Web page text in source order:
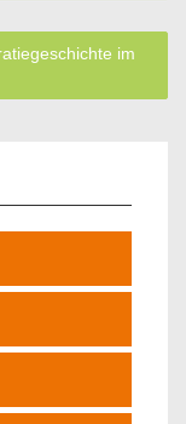
im